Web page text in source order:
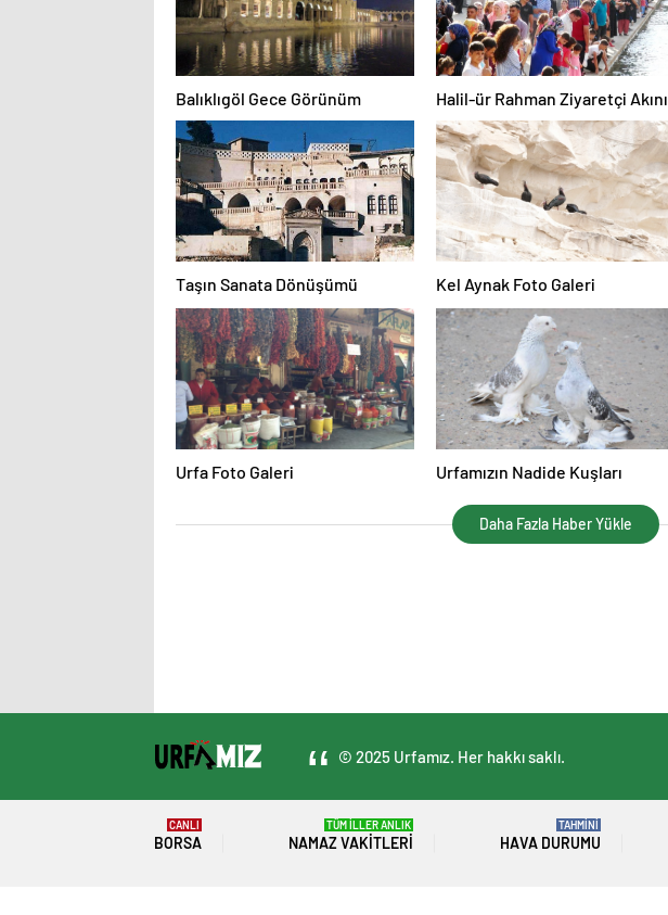
Balıklıgöl Gece Görünüm Halil-ür Rahman Ziyaretçi Akını
Taşın Sanata Dönüşümü Kel Aynak Foto Galeri
Urfa Foto Galeri Urfamızın Nadide Kuşları
Daha Fazla Haber Yükle
© 2025 Urfamız. Her hakkı saklı.
BORSA
CANLI
NAMAZ VAKITLERI
TÜM İLLER ANLIK
HAVA DURUMU
TAHMİNİ